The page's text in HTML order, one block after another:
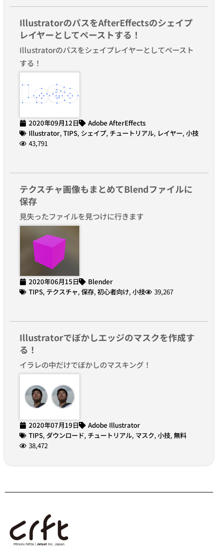
IllustratorのパスをAfterEffectsのシェイプ
レイヤーとしてペーストする！
Illustratorのパスをシェイプレイヤーとしてペースト
する！
2020年09月12日
Adobe AfterEffects
Illustrator, TIPS, シェイプ, チュートリアル, レイヤー, 小技
43,791
テクスチャ画像もまとめてBlendファイルに
保存
見失ったファイルを見つけに行きます
2020年06月15日
Blender
TIPS, テクスチャ, 保存, 初心者向け, 小技 39,267
Illustratorでぼかしエッジのマスクを作成す
る！
イラレの中だけでぼかしのマスキング！
2020年07月19日
Adobe Illustrator
TIPS, ダウンロード, チュートリアル, マスク, 小技, 無料
38,472